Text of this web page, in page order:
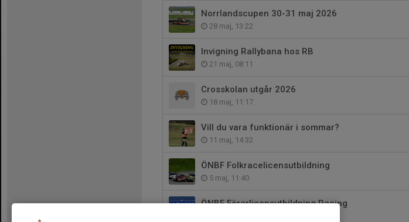
Norrlandscupen 30-31 maj 2026
28 maj, 13:22
Invigning Rallybana hos RB
21 maj, 08:11
Crosskolan utgår 2026
18 maj, 11:17
Vill du vara funktionär i sommar?
11 maj, 14:32
ÖNBF Folkracelicensutbildning
5 maj, 11:40
ÖNBF Förarlicensutbildning Racing